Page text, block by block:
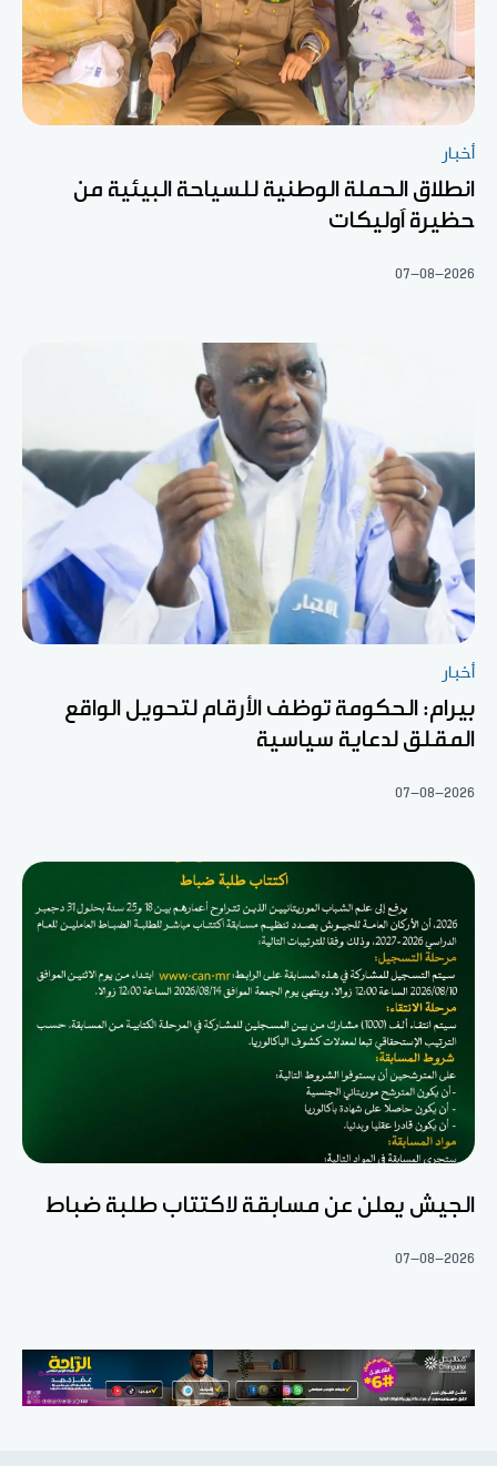
أخبار
انطلاق الحملة الوطنية للسياحة البيئية من
حظيرة آوليكات
07-08-2026
أخبار
بيرام: الحكومة توظف الأرقام لتحويل الواقع
المقلق لدعاية سياسية
07-08-2026
الجيش يعلن عن مسابقة لاكتتاب طلبة ضباط
07-08-2026